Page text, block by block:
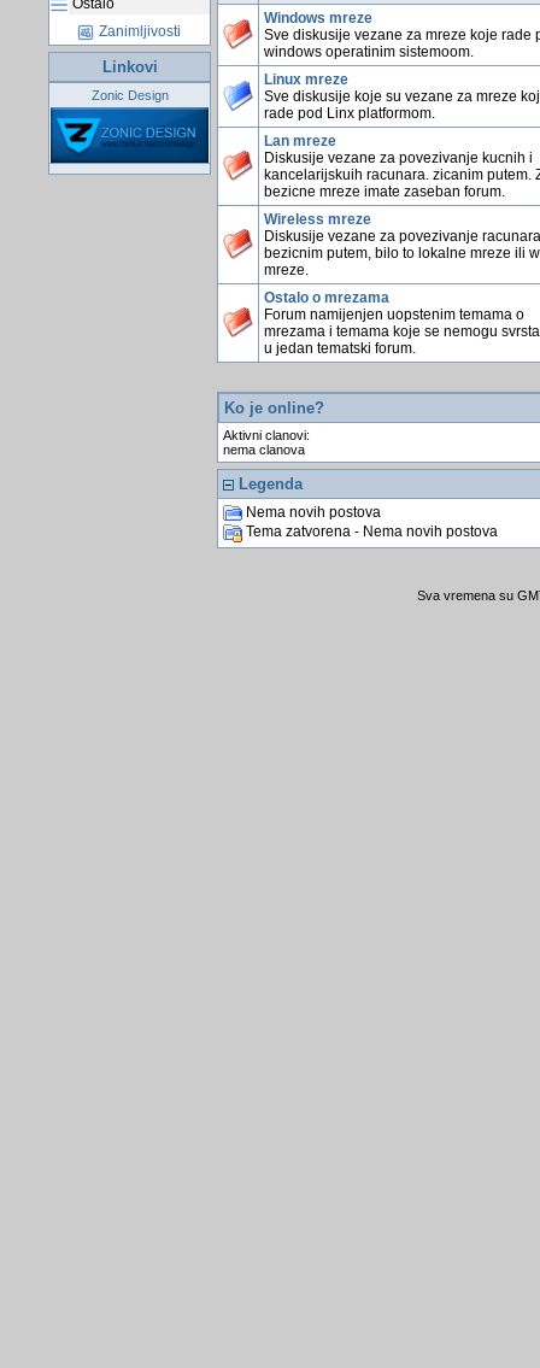
Ostalo
Zanimljivosti
Linkovi
Zonic Design
Windows mreze
Sve diskusije vezane za mreze koje rade
windows operatinim sistemoom.
Linux mreze
Sve diskusije koje su vezane za mreze
rade pod Linx platformom.
Lan mreze
Diskusije vezane za povezivanje kucnih i
kancelarijskuih racunara. zicanim putem.
bezicne mreze imate zaseban forum.
Wireless mreze
Diskusije vezane za povezivanje racunara
bezicnim putem, bilo to lokalne mreze ili
mreze.
Ostalo o mrezama
Forum namijenjen uopstenim temama o
mrezama i temama koje se nemogu
u jedan tematski forum.
Ko je online?
Aktivni clanovi:
nema clanova
Legenda
Nema novih postova
Tema zatvorena - Nema novih postova
Sva vremena su